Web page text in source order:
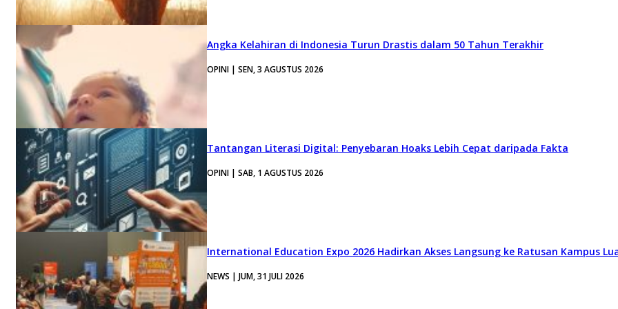
Angka Kelahiran di Indonesia Turun Drastis dalam 50 Tahun Terakhir
OPINI | SEN, 3 AGUSTUS 2026
Tantangan Literasi Digital: Penyebaran Hoaks Lebih Cepat daripada Fakta
OPINI | SAB, 1 AGUSTUS 2026
International Education Expo 2026 Hadirkan Akses Langsung ke Ratusan Kampus
NEWS | JUM, 31 JULI 2026